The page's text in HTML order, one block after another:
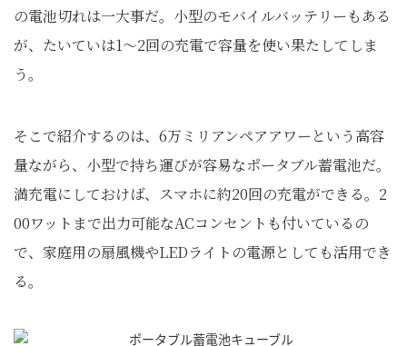
の電池切れは一大事だ。小型のモバイルバッテリーもある
が、たいていは1～2回の充電で容量を使い果たしてしま
う。
そこで紹介するのは、6万ミリアンペアアワーという高容
量ながら、小型で持ち運びが容易なポータブル蓄電池だ。
満充電にしておけば、スマホに約20回の充電ができる。2
00ワットまで出力可能なACコンセントも付いているの
で、家庭用の扇風機やLEDライトの電源としても活用でき
る。